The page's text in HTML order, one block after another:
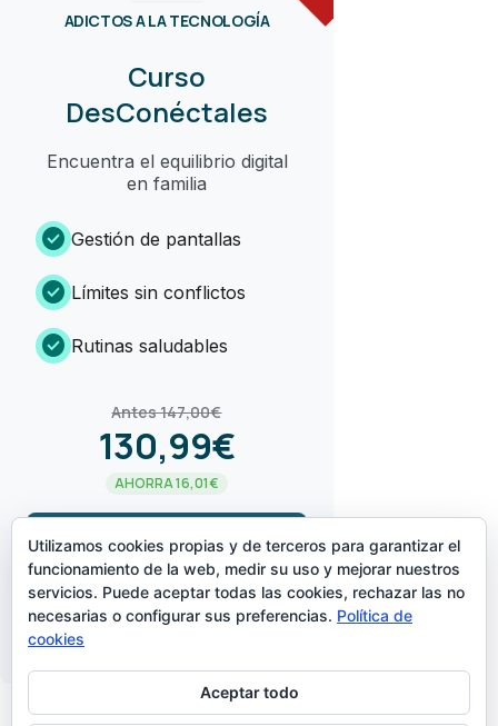
ADICTOS A LA TECNOLOGÍA
Curso
DesConéctales
Encuentra el equilibrio digital
en familia
check_circle Gestión de pantallas
check_circle Límites sin conflictos
check_circle Rutinas saludables
Antes 147,00€
130,99€
AHORRA 16,01€
¡LO QUIERO!arrow_forward
CREADO POR
Utilizamos cookies propias y de terceros para garantizar el
funcionamiento de la web, medir su uso y mejorar nuestros
servicios. Puede aceptar todas las cookies, rechazar las no
necesarias o configurar sus preferencias. Política de
cookies
Aceptar todo